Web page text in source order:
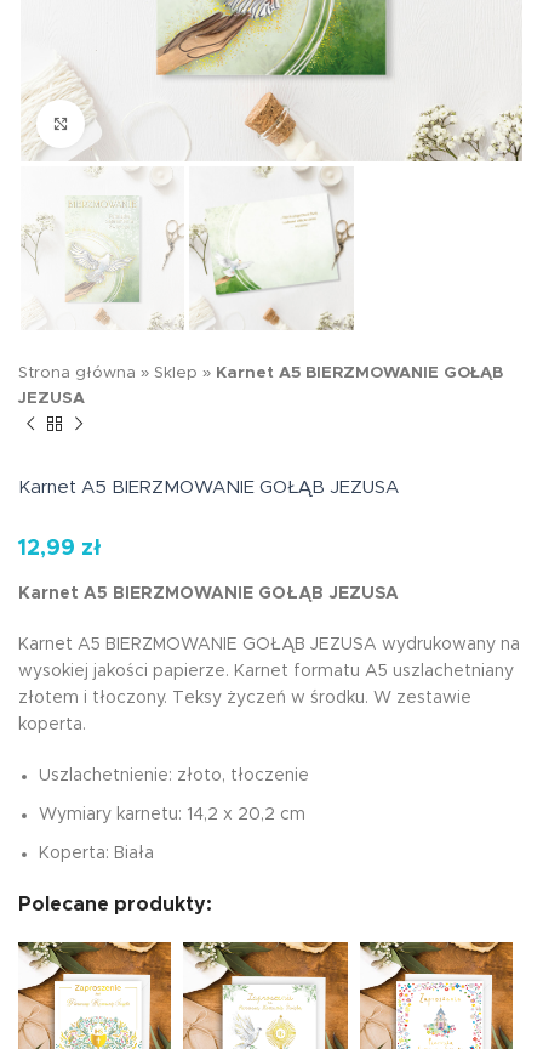
Kliknij aby powiększyć
Strona główna » Sklep » Karnet A5 BIERZMOWANIE GOŁĄB
JEZUSA
Karnet A5 BIERZMOWANIE GOŁĄB JEZUSA
12,99 zł
Karnet A5 BIERZMOWANIE GOŁĄB JEZUSA
Karnet A5 BIERZMOWANIE GOŁĄB JEZUSA wydrukowany na
wysokiej jakości papierze. Karnet formatu A5 uszlachetniany
złotem i tłoczony. Teksy życzeń w środku. W zestawie
koperta.
Uszlachetnienie: złoto, tłoczenie
Wymiary karnetu: 14,2 x 20,2 cm
Koperta: Biała
Polecane produkty: